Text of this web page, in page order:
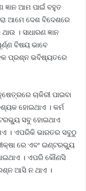
ଜ୍ଞାନ ଆମ ପାଇଁ ବହୁତ
ଆମେ ଦେଶ ବିଦେଶରେ
। ସାଧାରଣ ଜ୍ଞାନ
ବିଷୟ ଭାବେ
ପ୍ରଶ୍ନ ଭବିଷ୍ୟତରେ
ଚାକିରୀ ପାଇବା
ହୋଇଥାଏ । କର୍ମ
ସବୁ ହୋଇଥାଏ
। ଏପରିକି ଭାରତର ସବୁଠୁ
ରେ ଏବଂ ଇଣ୍ଟରଭ୍ୟୁ
। ଏପରି କୌଣସି
ଆସି ନ ଥାଏ ।